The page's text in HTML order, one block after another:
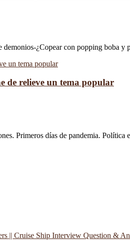
¿Copear con popping boba y
de relieve un tema popular
Primeros días de pandemia. Política
|| Cruise Ship Interview Question &